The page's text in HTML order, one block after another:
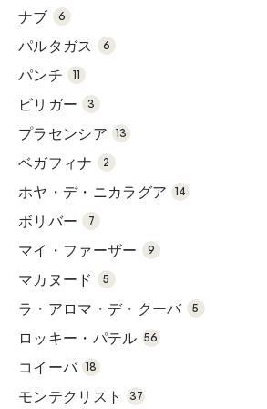
ナブ 6
の
商
パルタガス 6
の
商
パンチ 11
11個
の
商
ビリガー 3
の
商
プラセンシア 13
個
の
商
品
ベガフィナ 2
の
商
ホヤ・デ・ニカラグア 14
個
の
商
ボリバー 7
の
商
マイ・ファーザー 9
の
商
マカヌード 5
5個
の
商
ラ・アロマ・デ・クーバ 5
の
商
ロッキー・パテル 56
56
個
の
商
コイーバ 18
18
個
の
商
品
モンテクリスト 37
個
の
商
39